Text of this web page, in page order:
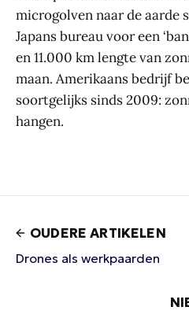
microgolven naar de aarde
Japans bureau voor een
en 11.000 km lengte van
maan. Amerikaans bedrijf
soortgelijks sinds 2009:
hangen.
OUDERE ARTIKELEN
Drones als werkpaarden